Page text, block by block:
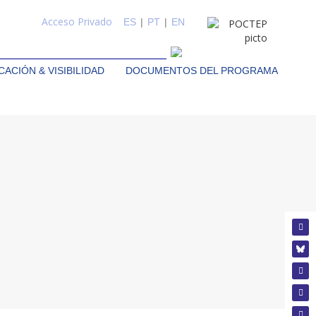
Acceso Privado ES | PT | EN
& VISIBILIDAD DOCUMENTOS DEL PROGRAMA